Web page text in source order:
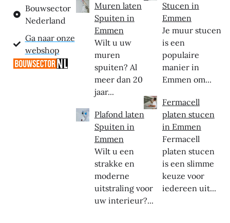
Bouwsector
Nederland
Ga naar onze
webshop
Muren laten
Spuiten in
Emmen
Wilt u uw
muren
spuiten? Al
meer dan 20
jaar...
Plafond laten
Spuiten in
Emmen
Wilt u een
strakke en
moderne
uitstraling voor
uw interieur?...
Stucen in
Emmen
Je muur stucen
is een
populaire
manier in
Emmen om...
Fermacell
platen stucen
in Emmen
Fermacell
platen stucen
is een slimme
keuze voor
iedereen uit...